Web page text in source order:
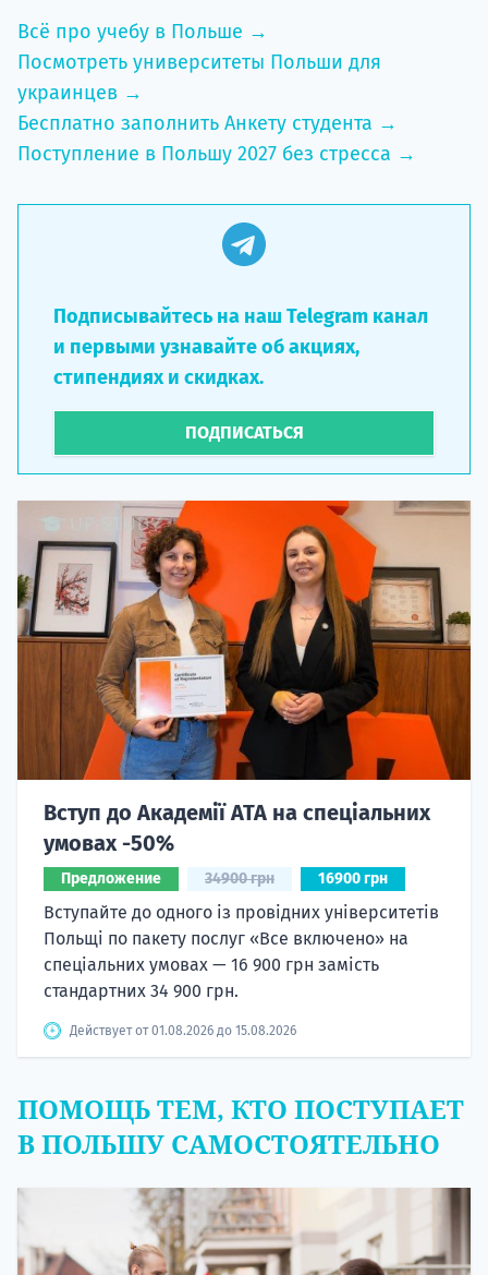
Всё про учебу в Польше →
Посмотреть университеты Польши для
украинцев →
Бесплатно заполнить Анкету студента →
Поступление в Польшу 2027 без стресса →
Подписывайтесь на наш Telegram канал
и первыми узнавайте об акциях,
стипендиях и скидках.
ПОДПИСАТЬСЯ
Вступ до Академії ATA на спеціальних
умовах -50%
Предложение 34900 грн 16900 грн
Вступайте до одного із провідних університетів
Польщі по пакету послуг «Все включено» на
спеціальних умовах — 16 900 грн замість
стандартних 34 900 грн.
Действует от 01.08.2026 до 15.08.2026
ПОМОЩЬ ТЕМ, КТО ПОСТУПАЕТ
В ПОЛЬШУ САМОСТОЯТЕЛЬНО